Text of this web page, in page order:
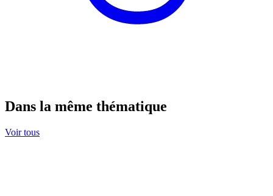
Dans la même thématique
Voir tous